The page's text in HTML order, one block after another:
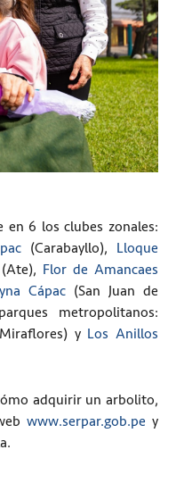
en 6 los clubes zonales:
(Carabayllo), Lloque
(Ate), Flor de Amancaes
Cápac (San Juan de
metropolitanos:
y Los Anillos
adquirir un arbolito,
www.serpar.gob.pe y